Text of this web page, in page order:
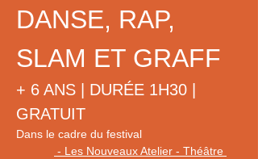
DANSE, RAP,
SLAM ET GRAFF
+ 6 ANS | DURÉE 1H30 |
GRATUIT
Dans le cadre du festival
- Les Nouveaux Atelier - Théâtre